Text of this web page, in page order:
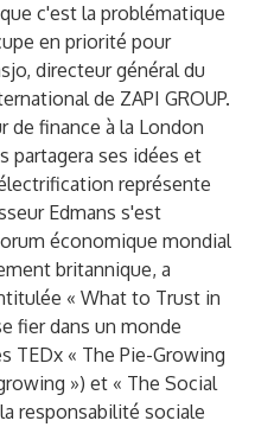
c'est la problématique
en priorité pour
directeur général du
de ZAPI GROUP.
de finance à la London
partagera ses idées et
représente
Edmans s'est
économique mondial
britannique, a
« What to Trust in
fier dans un monde
TEDx « The Pie-Growing
») et « The Social
responsabilité sociale